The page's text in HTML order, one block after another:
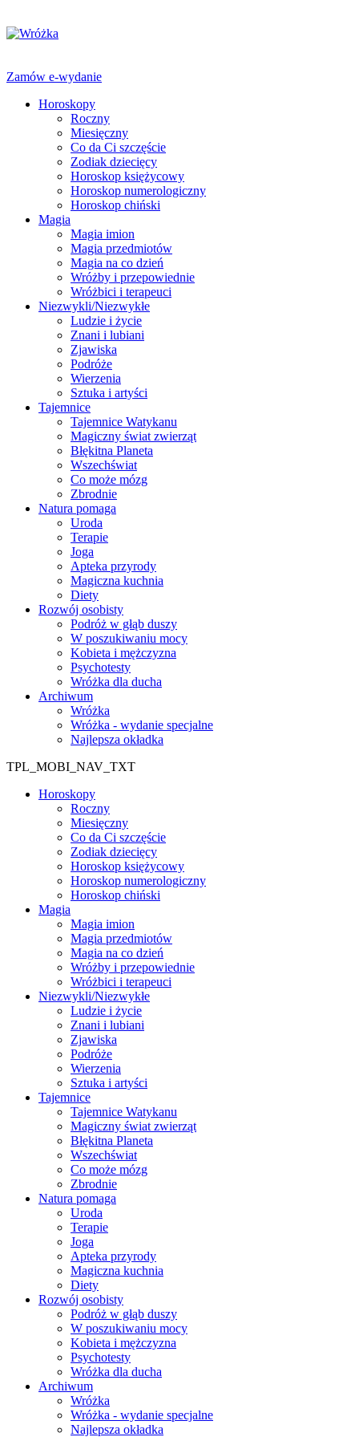
Zamów e-wydanie
Horoskopy
Roczny
Miesięczny
Co da Ci szczęście
Zodiak dziecięcy
Horoskop księżycowy
Horoskop numerologiczny
Horoskop chiński
Magia
Magia imion
Magia przedmiotów
Magia na co dzień
Wróżby i przepowiednie
Wróżbici i terapeuci
Niezwykli/Niezwykłe
Ludzie i życie
Znani i lubiani
Zjawiska
Podróże
Wierzenia
Sztuka i artyści
Tajemnice
Tajemnice Watykanu
Magiczny świat zwierząt
Błękitna Planeta
Wszechświat
Co może mózg
Zbrodnie
Natura pomaga
Uroda
Terapie
Joga
Apteka przyrody
Magiczna kuchnia
Diety
Rozwój osobisty
Podróż w głąb duszy
W poszukiwaniu mocy
Kobieta i mężczyzna
Psychotesty
Wróżka dla ducha
Archiwum
Wróżka
Wróżka - wydanie specjalne
Najlepsza okładka
TPL_MOBI_NAV_TXT
Horoskopy
Roczny
Miesięczny
Co da Ci szczęście
Zodiak dziecięcy
Horoskop księżycowy
Horoskop numerologiczny
Horoskop chiński
Magia
Magia imion
Magia przedmiotów
Magia na co dzień
Wróżby i przepowiednie
Wróżbici i terapeuci
Niezwykli/Niezwykłe
Ludzie i życie
Znani i lubiani
Zjawiska
Podróże
Wierzenia
Sztuka i artyści
Tajemnice
Tajemnice Watykanu
Magiczny świat zwierząt
Błękitna Planeta
Wszechświat
Co może mózg
Zbrodnie
Natura pomaga
Uroda
Terapie
Joga
Apteka przyrody
Magiczna kuchnia
Diety
Rozwój osobisty
Podróż w głąb duszy
W poszukiwaniu mocy
Kobieta i mężczyzna
Psychotesty
Wróżka dla ducha
Archiwum
Wróżka
Wróżka - wydanie specjalne
Najlepsza okładka